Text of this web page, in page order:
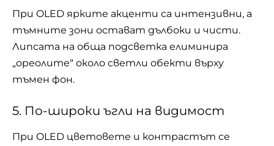
При OLED ярките акценти са интензивни, а
тъмните зони остават дълбоки и чисти.
Липсата на обща подсветка елиминира
„ореолите“ около светли обекти върху
тъмен фон.
5. По-широки ъгли на видимост
При OLED цветовете и контрастът се